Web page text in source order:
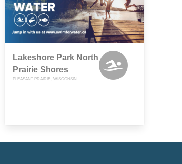
Lakeshore Park North
Prairie Shores
PLEASANT PRAIRIE , WISCONSIN